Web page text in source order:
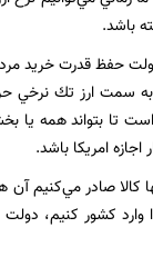
باشد.
دولت حفظ قدرت خريد
سمت ارز تك نرخي
اجازه امريكا باشد.
كالا صادر مي‌كنيم
وارد كشور كنيم،